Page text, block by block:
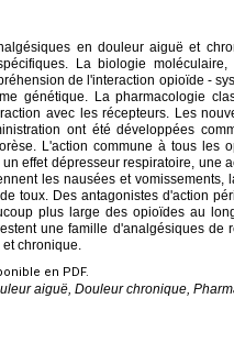
en douleur aiguë et
La biologie
de l'interaction opioïde -
génétique. La pharmacologie
avec les récepteurs. Les
ont été développées
L'action commune à tous les
effet dépresseur respiratoire, une
les nausées et
toux. Des antagonistes d'action
plus large des opioïdes au
une famille d'analgésiques de
chronique.
en PDF.
aiguë, Douleur chronique,